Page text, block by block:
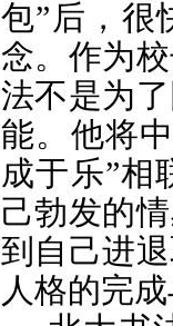
包”后，很
念。作为
法不是为
能。他将
成于乐”相
己勃发的
到自己进
人格的完